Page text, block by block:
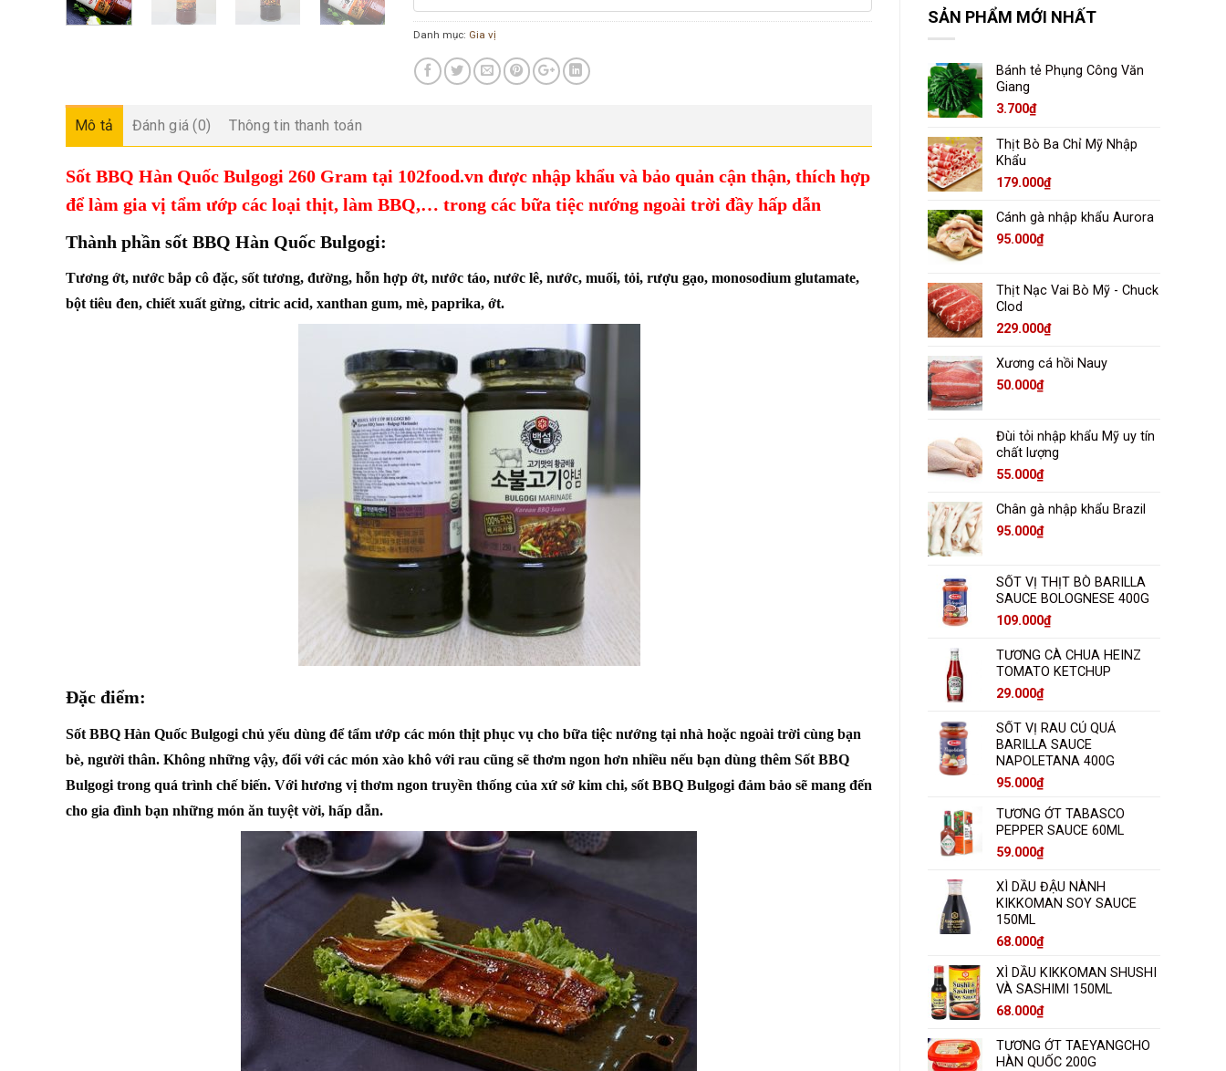
SẢN PHẨM MỚI NHẤT
Bánh tẻ Phụng Công Văn
Giang
3.700₫
Thịt Bò Ba Chỉ Mỹ Nhập
Khẩu
179.000₫
Cánh gà nhập khẩu Aurora
95.000₫
Thịt Nạc Vai Bò Mỹ - Chuck
Clod
229.000₫
Xương cá hồi Nauy
50.000₫
Đùi tỏi nhập khẩu Mỹ uy tín
chất lượng
55.000₫
Chân gà nhập khẩu Brazil
95.000₫
SỐT VỊ THỊT BÒ BARILLA
SAUCE BOLOGNESE 400G
109.000₫
TƯƠNG CÀ CHUA HEINZ
TOMATO KETCHUP
29.000₫
SỐT VỊ RAU CỦ QUẢ
BARILLA SAUCE
NAPOLETANA 400G
95.000₫
TƯƠNG ỚT TABASCO
PEPPER SAUCE 60ML
59.000₫
XÌ DẦU ĐẬU NÀNH
KIKKOMAN SOY SAUCE
150ML
68.000₫
XÌ DẦU KIKKOMAN SHUSHI
VÀ SASHIMI 150ML
68.000₫
TƯƠNG ỚT TAEYANGCHO
HÀN QUỐC 200G
Danh mục: Gia vị
Mô tả Đánh giá (0) Thông tin thanh toán
Sốt BBQ Hàn Quốc Bulgogi 260 Gram tại 102food.vn được nhập khẩu và bảo quản cận thận, thích hợp
để làm gia vị tẩm ướp các loại thịt, làm BBQ,… trong các bữa tiệc nướng ngoài trời đầy hấp dẫn
Thành phần sốt BBQ Hàn Quốc Bulgogi:
Tương ớt, nước bắp cô đặc, sốt tương, đường, hỗn hợp ớt, nước táo, nước lê, nước, muối, tỏi, rượu gạo, monosodium glutamate,
bột tiêu đen, chiết xuất gừng, citric acid, xanthan gum, mè, paprika, ớt.
Đặc điểm:
Sốt BBQ Hàn Quốc Bulgogi chủ yếu dùng để tẩm ướp các món thịt phục vụ cho bữa tiệc nướng tại nhà hoặc ngoài trời cùng bạn
bè, người thân. Không những vậy, đối với các món xào khô với rau cũng sẽ thơm ngon hơn nhiều nếu bạn dùng thêm Sốt BBQ
Bulgogi trong quá trình chế biến. Với hương vị thơm ngon truyền thống của xứ sở kim chi, sốt BBQ Bulgogi đảm bảo sẽ mang đến
cho gia đình bạn những món ăn tuyệt vời, hấp dẫn.